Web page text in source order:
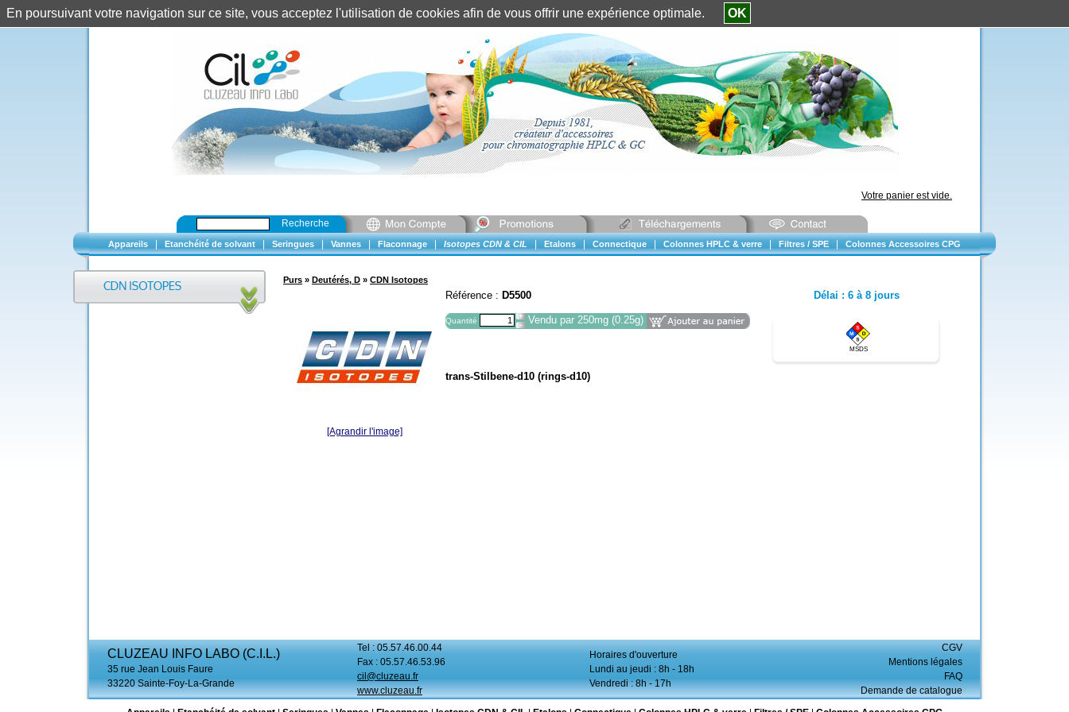
Identification client ||Mon compte
Votre panier est vide.
Recherche
Appareils Etanchéité de solvant Seringues Vannes Flaconnage Isotopes CDN & CIL Etalons Connectique Colonnes HPLC & verre Filtres / SPE Colonnes Accessoires CPG
Purs » Deutérés, D » CDN Isotopes
[Agrandir l'image]
Référence : D5500
Quantité Vendu par 250mg (0.25g)
Délai : 6 à 8 jours
MSDS
trans-Stilbene-d10 (rings-d10)
CLUZEAU INFO LABO (C.I.L.)
35 rue Jean Louis Faure
33220 Sainte-Foy-La-Grande
Tel : 05.57.46.00.44
Fax : 05.57.46.53.96
cil@cluzeau.fr
www.cluzeau.fr
Horaires d'ouverture
Lundi au jeudi : 8h - 18h
Vendredi : 8h - 17h
CGV
Mentions légales
FAQ
Demande de catalogue
En poursuivant votre navigation sur ce site, vous acceptez l'utilisation de cookies afin de vous offrir une expérience optimale. OK